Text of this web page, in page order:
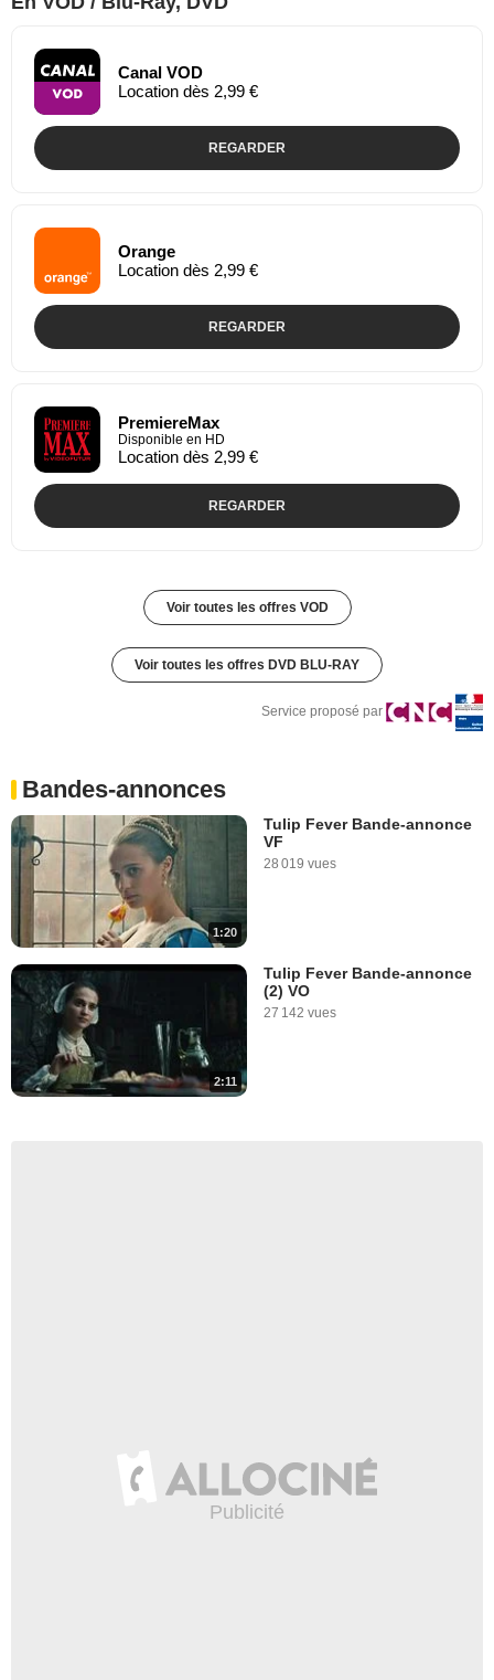
Canal VOD
Location dès 2,99 €
REGARDER
Orange
Location dès 2,99 €
REGARDER
PremiereMax
Disponible en HD
Location dès 2,99 €
REGARDER
Voir toutes les offres VOD
Voir toutes les offres DVD BLU-RAY
Service proposé par
Bandes-annonces
1:20
Tulip Fever Bande-annonce
VF
28 019 vues
2:11
Tulip Fever Bande-annonce
(2) VO
27 142 vues